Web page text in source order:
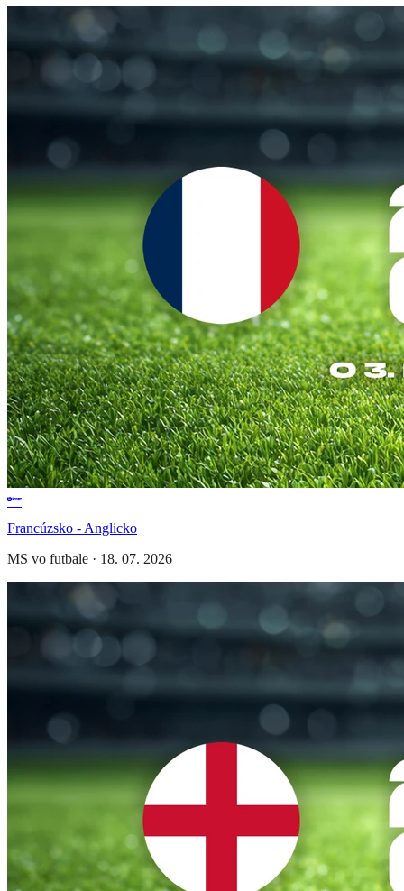
Francúzsko - Anglicko
MS vo futbale · 18. 07. 2026